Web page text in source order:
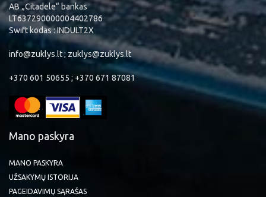
AB „Citadele“ bankas
LT637290000004402786
Swift kodas : INDULT2X
info@zuklys.lt ; zuklys@zuklys.lt
+370 601 50655 ; +370 671 87081
Mano paskyra
MANO PASKYRA
UŽSAKYMŲ ISTORIJA
PAGEIDAVIMŲ SĄRAŠAS